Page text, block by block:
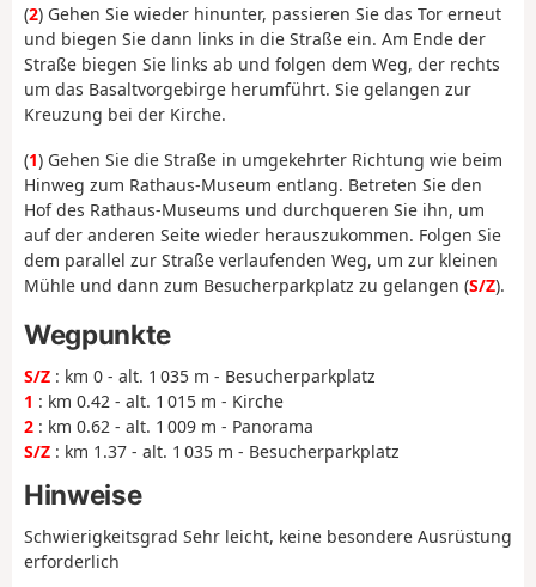
(2) Gehen Sie wieder hinunter, passieren Sie das Tor erneut
und biegen Sie dann links in die Straße ein. Am Ende der
Straße biegen Sie links ab und folgen dem Weg, der rechts
um das Basaltvorgebirge herumführt. Sie gelangen zur
Kreuzung bei der Kirche.
(1) Gehen Sie die Straße in umgekehrter Richtung wie beim
Hinweg zum Rathaus-Museum entlang. Betreten Sie den
Hof des Rathaus-Museums und durchqueren Sie ihn, um
auf der anderen Seite wieder herauszukommen. Folgen Sie
dem parallel zur Straße verlaufenden Weg, um zur kleinen
Mühle und dann zum Besucherparkplatz zu gelangen (S/Z).
Wegpunkte
S/Z : km 0 - alt. 1 035 m - Besucherparkplatz
1 : km 0.42 - alt. 1 015 m - Kirche
2 : km 0.62 - alt. 1 009 m - Panorama
S/Z : km 1.37 - alt. 1 035 m - Besucherparkplatz
Hinweise
Schwierigkeitsgrad Sehr leicht, keine besondere Ausrüstung
erforderlich